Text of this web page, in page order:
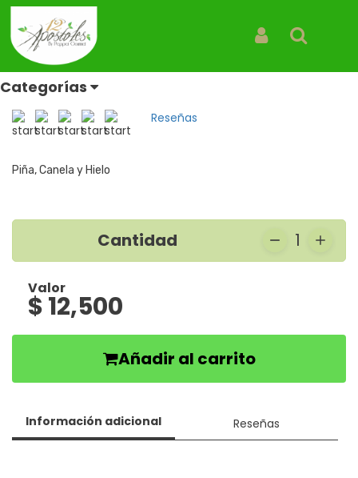
Categorías
Inicio Productos
Smoothie Tropical
Bebidas
REF: SMOOTHIE TROPICAL
Reseñas
Piña, Canela y Hielo
Cantidad 1
Valor
$ 12,500
Añadir al carrito
Información adicional Reseñas